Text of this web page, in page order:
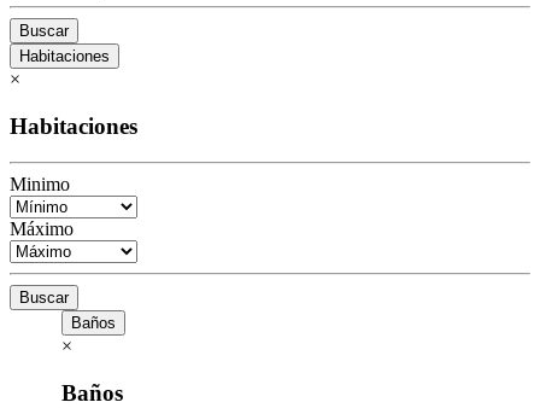
Buscar
Habitaciones
×
Habitaciones
Minimo
Máximo
Buscar
Baños
×
Baños